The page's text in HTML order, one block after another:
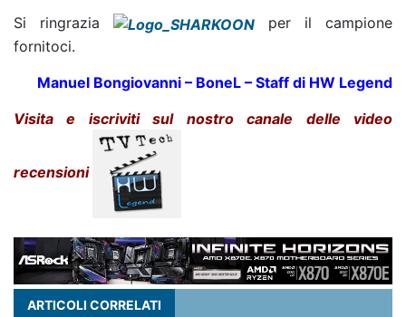
Si ringrazia
per il campione
fornitoci.
Manuel Bongiovanni – BoneL – Staff di HW Legend
Visita e iscriviti sul nostro canale delle video
recensioni
ARTICOLI CORRELATI